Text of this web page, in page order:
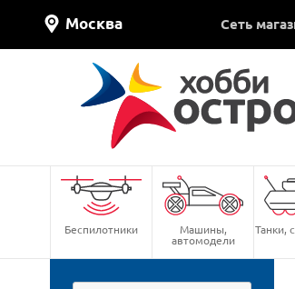
Москва Сеть
Беспилотники Машины,
автомодели
Танки,